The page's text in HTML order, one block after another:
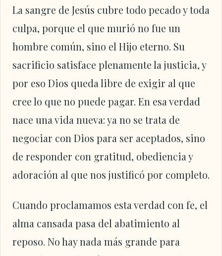
La sangre de Jesús cubre todo pecado y toda
culpa, porque el que murió no fue un
hombre común, sino el Hijo eterno. Su
sacrificio satisface plenamente la justicia, y
por eso Dios queda libre de exigir al que
cree lo que no puede pagar. En esa verdad
nace una vida nueva: ya no se trata de
negociar con Dios para ser aceptados, sino
de responder con gratitud, obediencia y
adoración al que nos justificó por completo.
Cuando proclamamos esta verdad con fe, el
alma cansada pasa del abatimiento al
reposo. No hay nada más grande para